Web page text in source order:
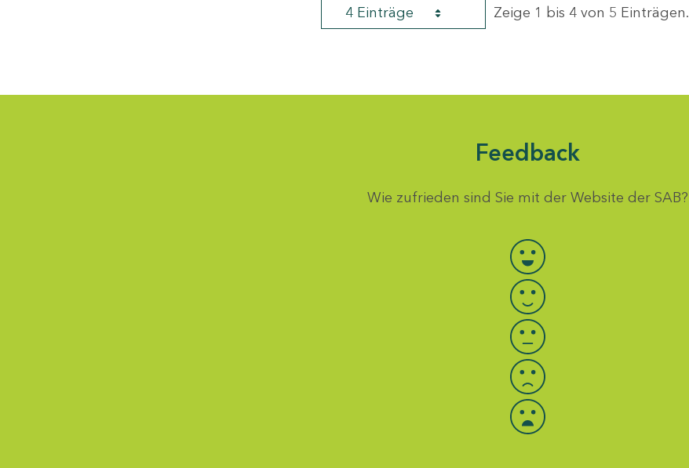
4 Einträge Zeige 1 bis 4 von 5 Einträgen.
Feedback
Wie zufrieden sind Sie mit der Website der SAB?
Bewertung auswählen